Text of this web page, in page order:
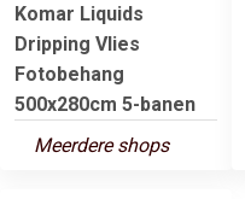
Komar Liquids
Dripping Vlies
Fotobehang
500x280cm 5-banen
Meerdere shops